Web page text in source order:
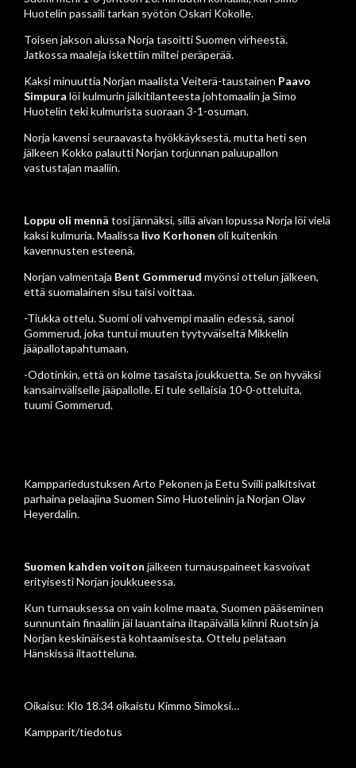
Huotelin passaili tarkan syötön Oskari Kokolle.
Toisen jakson alussa Norja tasoitti Suomen virheestä.
Jatkossa maaleja iskettiin miltei peräperää.
Kaksi minuuttia Norjan maalista Veiterä-taustainen Paavo
Simpura löi kulmurin jälkitilanteesta johtomaalin ja Simo
Huotelin teki kulmurista suoraan 3-1-osuman.
Norja kavensi seuraavasta hyökkäyksestä, mutta heti sen
jälkeen Kokko palautti Norjan torjunnan paluupallon
vastustajan maaliin.
Loppu oli mennä tosi jännäksi, sillä aivan lopussa Norja löi vielä
kaksi kulmuria. Maalissa Iivo Korhonen oli kuitenkin
kavennusten esteenä.
Norjan valmentaja Bent Gommerud myönsi ottelun jälkeen,
että suomalainen sisu taisi voittaa.
-Tiukka ottelu. Suomi oli vahvempi maalin edessä, sanoi
Gommerud, joka tuntui muuten tyytyväiseltä Mikkelin
jääpallotapahtumaan.
-Odotinkin, että on kolme tasaista joukkuetta. Se on hyväksi
kansainväliselle jääpallolle. Ei tule sellaisia 10-0-otteluita,
tuumi Gommerud.
Kamppariedustuksen Arto Pekonen ja Eetu Sviili palkitsivat
parhaina pelaajina Suomen Simo Huotelinin ja Norjan Olav
Heyerdalin.
Suomen kahden voiton jälkeen turnauspaineet kasvoivat
erityisesti Norjan joukkueessa.
Kun turnauksessa on vain kolme maata, Suomen pääseminen
sunnuntain finaaliin jäi lauantaina iltapäivällä kiinni Ruotsin ja
Norjan keskinäisestä kohtaamisesta. Ottelu pelataan
Hänskissä iltaotteluna.
Oikaisu: Klo 18.34 oikaistu Kimmo Simoksi…
Kampparit/tiedotus